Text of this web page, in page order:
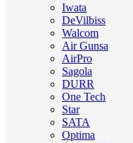
Iwata
DeVilbiss
Walcom
Air Gunsa
AirPro
Sagola
DURR
One Tech
Star
SATA
Optima